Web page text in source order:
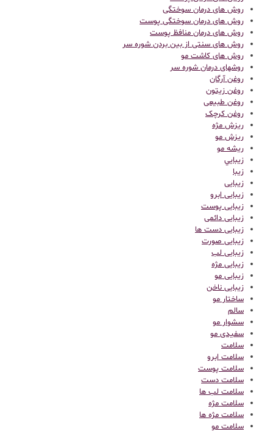
روش های درمان سوختگی
روش های درمان سوختگی پوست
روش های درمان منافظ پوست
روش های سنتی از بین بردن شوره سر
روش های کاشت مو
روشهای درمان شوره سر
روغن آرگان
روغن زیتون
روغن طبیعی
روغن کرچک
ریزش مژه
ریزش مو
ریشه مو
زيبايي
زیبا
زیبایی
زیبایی ابرو
زیبایی پوست
زیبایی دائمی
زیبایی دست ها
زیبایی صورت
زیبایی لب
زیبایی مژه
زیبایی مو
زیبایی ناخن
ساختار مو
سالم
سشوار مو
سفیدی مو
سلامت
سلامت ابرو
سلامت پوست
سلامت دست
سلامت لب ها
سلامت مژه
سلامت مژه ها
سلامت مو